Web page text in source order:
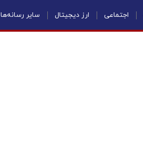
اجتماعی ارز دیجیتال سایر رسانه‌ها